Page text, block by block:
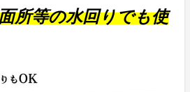
所等の水回りでも使